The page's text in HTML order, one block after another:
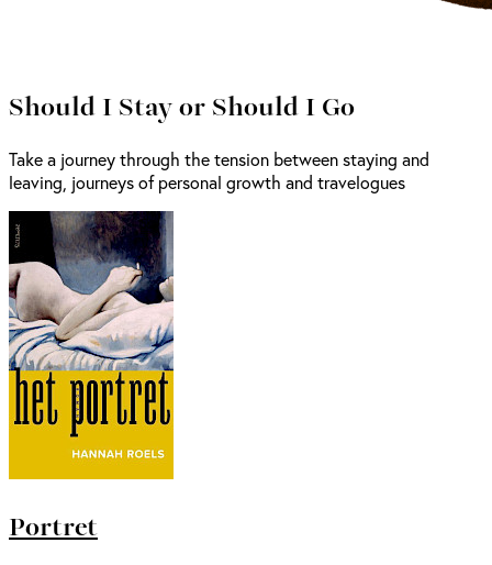
Should I Stay or Should I Go
Take a journey through the tension between staying and
leaving, journeys of personal growth and travelogues
Portret